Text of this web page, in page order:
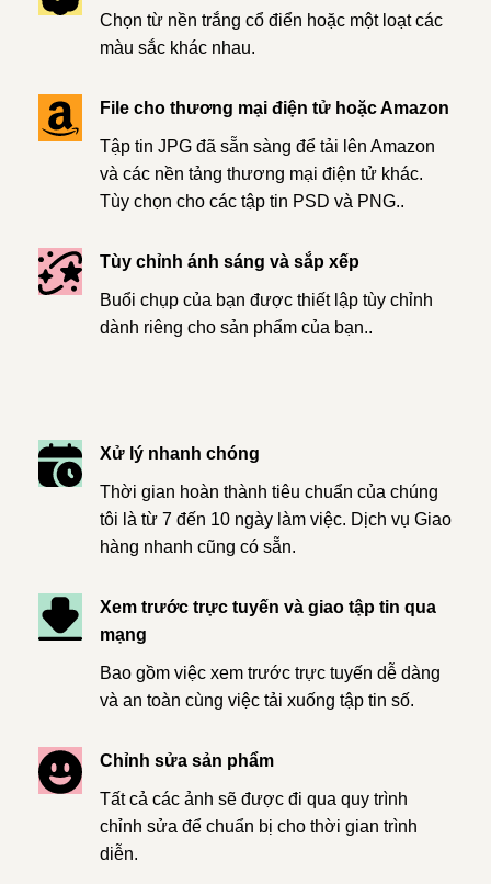
Chọn từ nền trắng cổ điển hoặc một loạt các
màu sắc khác nhau.
File cho thương mại điện tử hoặc Amazon
Tập tin JPG đã sẵn sàng để tải lên Amazon
và các nền tảng thương mại điện tử khác.
Tùy chọn cho các tập tin PSD và PNG..
Tùy chỉnh ánh sáng và sắp xếp
Buổi chụp của bạn được thiết lập tùy chỉnh
dành riêng cho sản phẩm của bạn..
Xử lý nhanh chóng
Thời gian hoàn thành tiêu chuẩn của chúng
tôi là từ 7 đến 10 ngày làm việc. Dịch vụ Giao
hàng nhanh cũng có sẵn.
Xem trước trực tuyến và giao tập tin qua
mạng
Bao gồm việc xem trước trực tuyến dễ dàng
và an toàn cùng việc tải xuống tập tin số.
Chỉnh sửa sản phẩm
Tất cả các ảnh sẽ được đi qua quy trình
chỉnh sửa để chuẩn bị cho thời gian trình
diễn.